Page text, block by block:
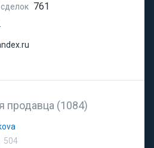
761
продавца (1084)
504